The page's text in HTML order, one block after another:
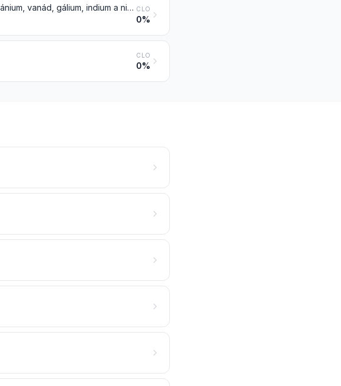
Berýlium, chróm, hafnium, rénium, tálium, kadmium, germánium, vanád, gálium, indium a niób (columbium), a výrobky z týchto kovov, vrátane odpadu a šrotu CLO
0%
CLO
0%